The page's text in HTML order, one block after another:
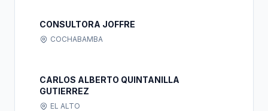
CONSULTORA JOFFRE
COCHABAMBA
CARLOS ALBERTO QUINTANILLA
GUTIERREZ
EL ALTO